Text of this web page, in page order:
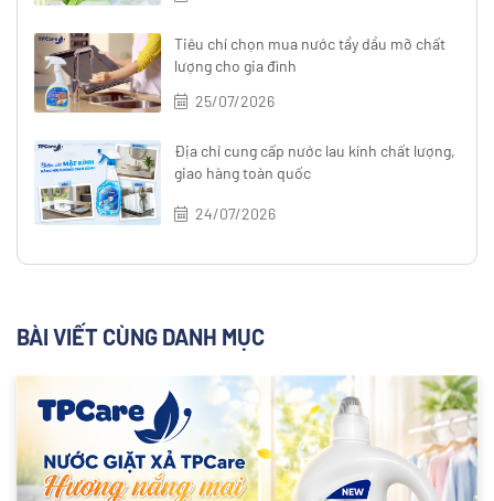
Tiêu chí chọn mua nước tẩy dầu mỡ chất
lượng cho gia đình
25/07/2026
Địa chỉ cung cấp nước lau kính chất lượng,
giao hàng toàn quốc
24/07/2026
BÀI VIẾT CÙNG DANH MỤC